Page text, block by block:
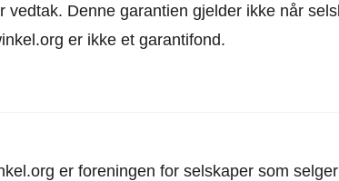
vedtak. Denne garantien gjelder ikke når
er ikke et garantifond.
er foreningen for selskaper som